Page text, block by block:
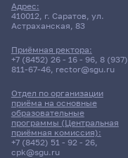
Адрес:
410012, г. Саратов, ул.
Астраханская, 83
Приёмная ректора:
+7 (8452) 26 - 16 - 96, 8 (937)
811-67-46, rector@sgu.ru
Отдел по организации
приёма на основные
образовательные
программы (Центральная
приёмная комиссия):
+7 (8452) 51 - 92 - 26,
cpk@sgu.ru